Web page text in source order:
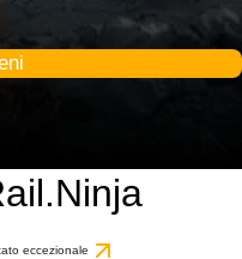
eccezionale